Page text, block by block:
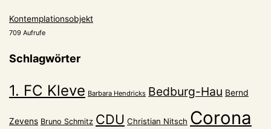
Kontemplationsobjekt
709 Aufrufe
Schlagwörter
1. FC Kleve Barbara Hendricks Bedburg-Hau Bernd
Zevens Bruno Schmitz CDU Christian Nitsch Corona